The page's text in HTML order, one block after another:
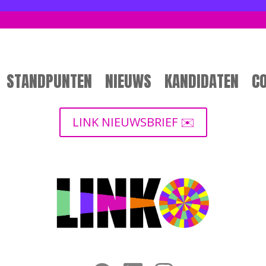
STANDPUNTEN NIEUWS KANDIDATEN
LINK NIEUWSBRIEF ✉️